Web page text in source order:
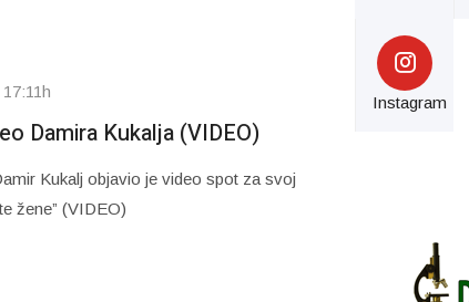
Damira Kukalja (VIDEO)
Kukalj objavio je video spot za svoj
žene” (VIDEO)
Instagram